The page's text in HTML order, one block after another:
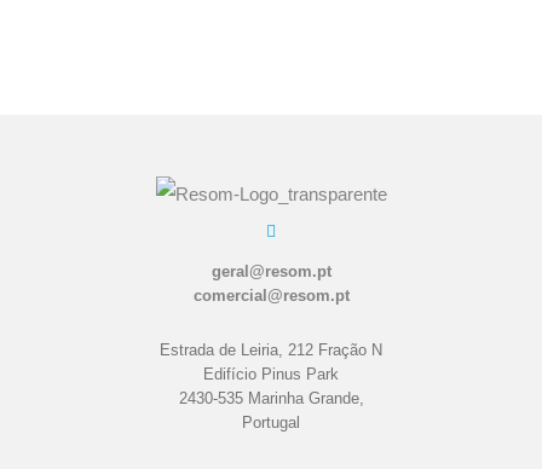
geral@resom.pt
comercial@resom.pt
Estrada de Leiria, 212 Fração N
Edifício Pinus Park
2430-535 Marinha Grande,
Portugal